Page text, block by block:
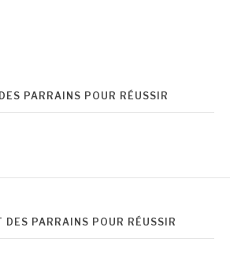
PARRAINS POUR RÉUSSIR
DES PARRAINS POUR RÉUSSIR